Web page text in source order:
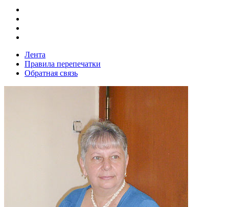
Лента
Правила перепечатки
Обратная связь